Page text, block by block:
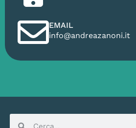
EMAIL
info@andreazanoni.it